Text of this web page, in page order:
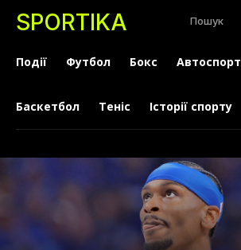
SPORTIKA Пошук
Події Футбол Бокс Автоспорт
Баскетбол Теніс Історії спорту